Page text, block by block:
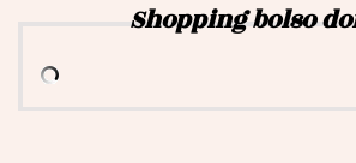
Shopping bolso